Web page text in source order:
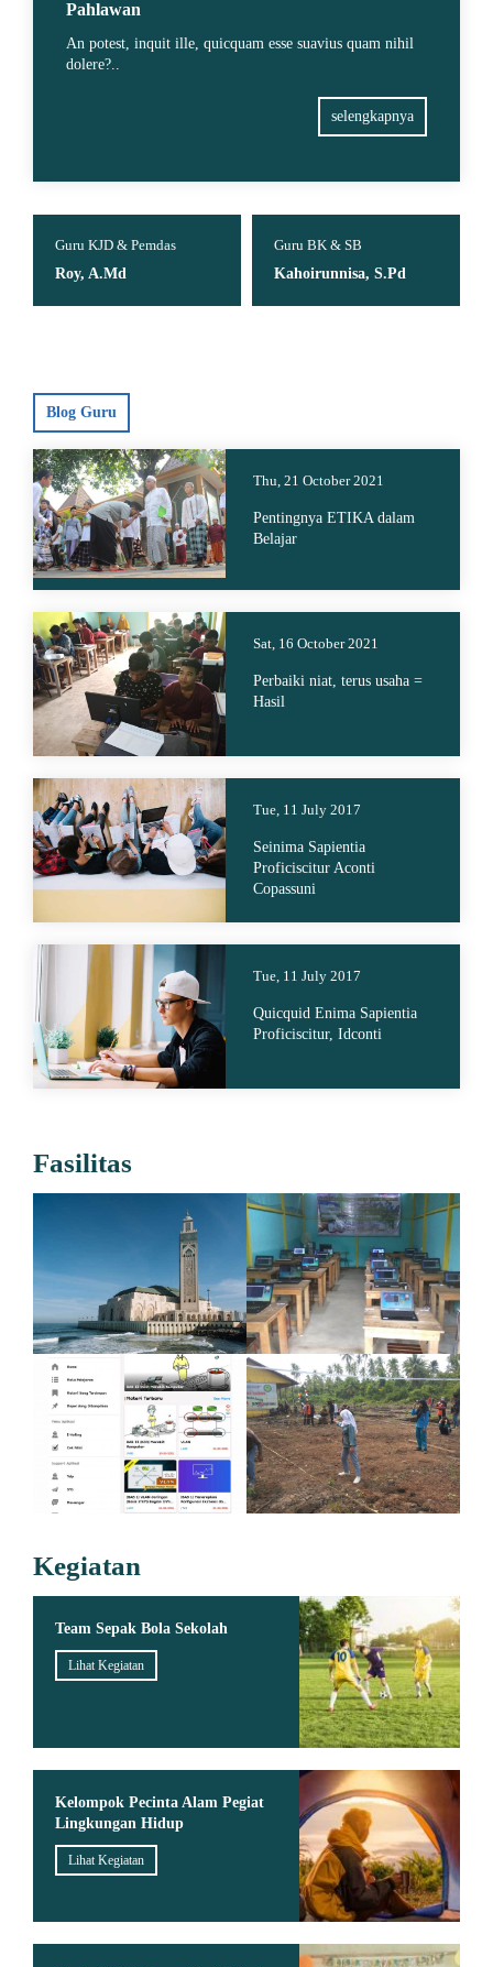
Pahlawan
An potest, inquit ille, quicquam esse suavius quam nihil
dolere?..
selengkapnya
Guru KJD & Pemdas
Roy, A.Md
Guru BK & SB
Kahoirunnisa, S.Pd
Blog Guru
Thu, 21 October 2021
Pentingnya ETIKA dalam
Belajar
Sat, 16 October 2021
Perbaiki niat, terus usaha =
Hasil
Tue, 11 July 2017
Seinima Sapientia
Proficiscitur Aconti
Copassuni
Tue, 11 July 2017
Quicquid Enima Sapientia
Proficiscitur, Idconti
Fasilitas
Kegiatan
Team Sepak Bola Sekolah
Lihat Kegiatan
Kelompok Pecinta Alam Pegiat
Lingkungan Hidup
Lihat Kegiatan